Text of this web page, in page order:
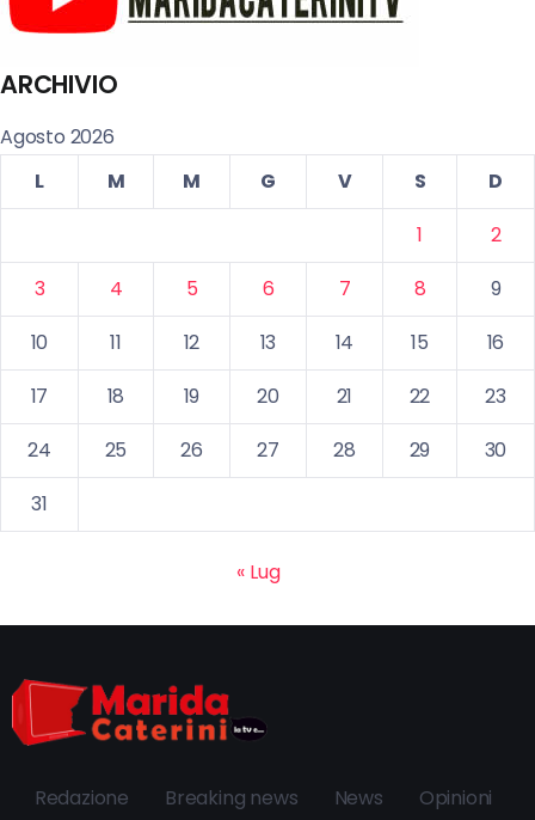
ARCHIVIO
Agosto 2026
L
M M G V S
D
1
2
3
4 5 6 7 8
9
10
11 12 13 14 15
16
17
18 19 20 21 22
23
24
25 26 27 28 29
30
31
« Lug
Redazione Breaking news News Opinioni